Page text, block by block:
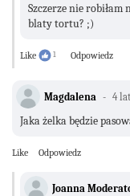
Szczerze nie robiłam
blaty tortu? ;)
Like 1 Odpowiedz
Magdalena 4
Jaka żelka będzie
Like Odpowiedz
Joanna